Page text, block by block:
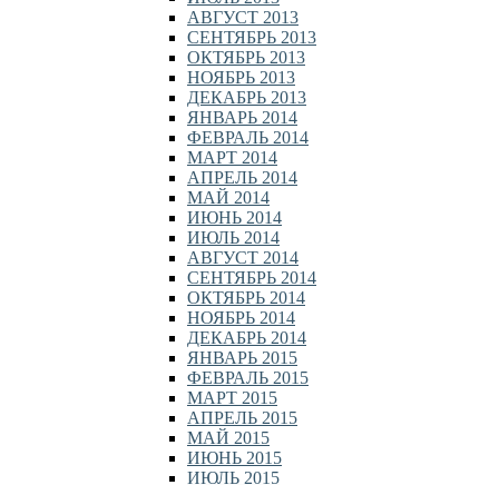
АВГУСТ 2013
СЕНТЯБРЬ 2013
ОКТЯБРЬ 2013
НОЯБРЬ 2013
ДЕКАБРЬ 2013
ЯНВАРЬ 2014
ФЕВРАЛЬ 2014
МАРТ 2014
АПРЕЛЬ 2014
МАЙ 2014
ИЮНЬ 2014
ИЮЛЬ 2014
АВГУСТ 2014
СЕНТЯБРЬ 2014
ОКТЯБРЬ 2014
НОЯБРЬ 2014
ДЕКАБРЬ 2014
ЯНВАРЬ 2015
ФЕВРАЛЬ 2015
МАРТ 2015
АПРЕЛЬ 2015
МАЙ 2015
ИЮНЬ 2015
ИЮЛЬ 2015